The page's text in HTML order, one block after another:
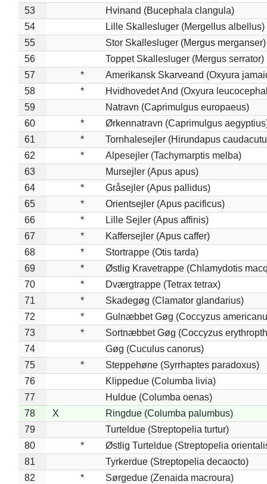
53
Hvinand (Bucephala clangula)
54
Lille Skallesluger (Mergellus albellus)
55
Stor Skallesluger (Mergus merganser)
56
Toppet Skallesluger (Mergus serrator)
57
*
Amerikansk Skarveand (Oxyura
58
*
Hvidhovedet And (Oxyura
59
Natravn (Caprimulgus europaeus)
60
*
Ørkennatravn (Caprimulgus
61
*
Tornhalesejler (Hirundapus
62
*
Alpesejler (Tachymarptis melba)
63
Mursejler (Apus apus)
64
*
Gråsejler (Apus pallidus)
65
*
Orientsejler (Apus pacificus)
66
*
Lille Sejler (Apus affinis)
67
*
Kaffersejler (Apus caffer)
68
*
Stortrappe (Otis tarda)
69
*
Østlig Kravetrappe (Chlamydotis
70
*
Dværgtrappe (Tetrax tetrax)
71
*
Skadegøg (Clamator glandarius)
72
*
Gulnæbbet Gøg (Coccyzus
73
*
Sortnæbbet Gøg (Coccyzus
74
Gøg (Cuculus canorus)
75
*
Steppehøne (Syrrhaptes paradoxus)
76
Klippedue (Columba livia)
77
Huldue (Columba oenas)
78
X
Ringdue (Columba palumbus)
79
Turteldue (Streptopelia turtur)
80
*
Østlig Turteldue (Streptopelia
81
Tyrkerdue (Streptopelia decaocto)
82
*
Sørgedue (Zenaida macroura)